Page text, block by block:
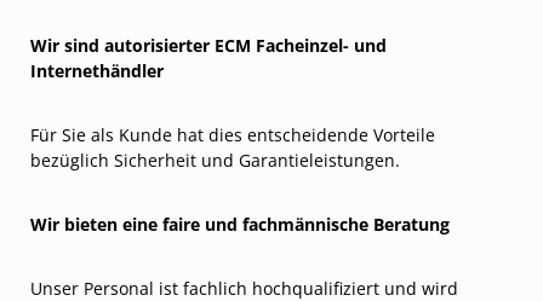
Wir sind autorisierter ECM Facheinzel- und
Internethändler
Für Sie als Kunde hat dies entscheidende Vorteile
bezüglich Sicherheit und Garantieleistungen.
Wir bieten eine faire und fachmännische Beratung
Unser Personal ist fachlich hochqualifiziert und wird